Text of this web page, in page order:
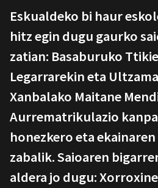
Eskualdeko bi haur
hitz egin dugu gaurko
zatian: Basaburuko
Legarrarekin eta
Xanbalako Maitane
Aurrematrikulazio
honezkero eta
zabalik. Saioaren
aldera jo dugu: